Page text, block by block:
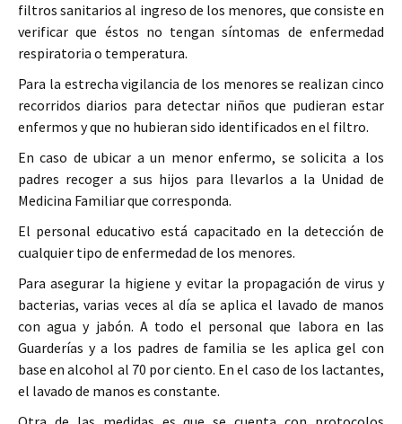
filtros sanitarios al ingreso de los menores, que consiste en
verificar que éstos no tengan síntomas de enfermedad
respiratoria o temperatura.
Para la estrecha vigilancia de los menores se realizan cinco
recorridos diarios para detectar niños que pudieran estar
enfermos y que no hubieran sido identificados en el filtro.
En caso de ubicar a un menor enfermo, se solicita a los
padres recoger a sus hijos para llevarlos a la Unidad de
Medicina Familiar que corresponda.
El personal educativo está capacitado en la detección de
cualquier tipo de enfermedad de los menores.
Para asegurar la higiene y evitar la propagación de virus y
bacterias, varias veces al día se aplica el lavado de manos
con agua y jabón. A todo el personal que labora en las
Guarderías y a los padres de familia se les aplica gel con
base en alcohol al 70 por ciento. En el caso de los lactantes,
el lavado de manos es constante.